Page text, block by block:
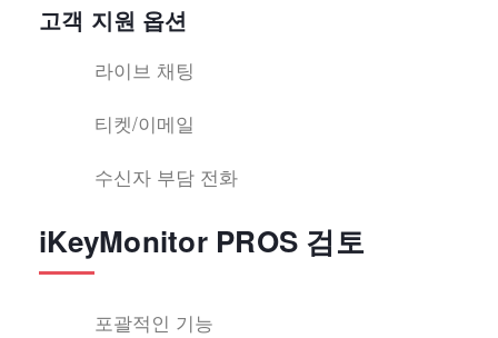
고객 지원 옵션
라이브 채팅
티켓/이메일
수신자 부담 전화
iKeyMonitor PROS 검토
포괄적인 기능